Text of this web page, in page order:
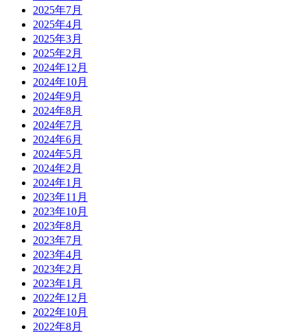
2025年7月
2025年4月
2025年3月
2025年2月
2024年12月
2024年10月
2024年9月
2024年8月
2024年7月
2024年6月
2024年5月
2024年2月
2024年1月
2023年11月
2023年10月
2023年8月
2023年7月
2023年4月
2023年2月
2023年1月
2022年12月
2022年10月
2022年8月